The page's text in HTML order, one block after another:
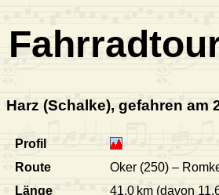
Harz (Schalke), gefahren am
Profil
Route
Oker (250) –
Länge
41,0 km (davon